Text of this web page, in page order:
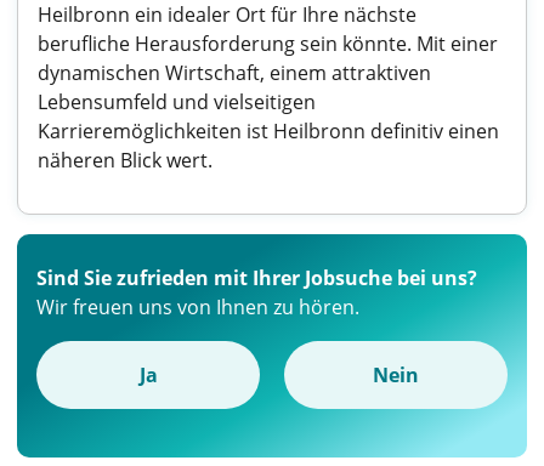
Heilbronn ein idealer Ort für Ihre nächste
berufliche Herausforderung sein könnte. Mit einer
dynamischen Wirtschaft, einem attraktiven
Lebensumfeld und vielseitigen
Karrieremöglichkeiten ist Heilbronn definitiv einen
näheren Blick wert.
Sind Sie zufrieden mit Ihrer Jobsuche bei uns?
Wir freuen uns von Ihnen zu hören.
Ja Nein